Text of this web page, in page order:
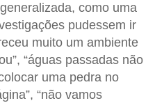
como uma
pudessem ir
muito um ambiente
“águas passadas não
uma pedra no
“não vamos